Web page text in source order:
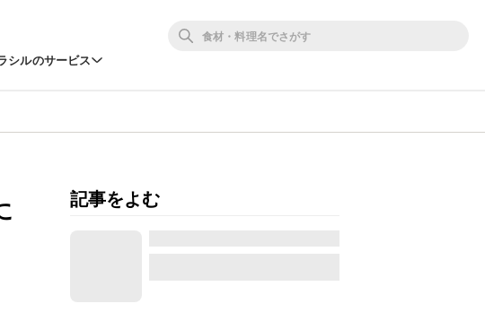
シルのサービス
記事をよむ